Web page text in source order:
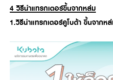
4 วิธีนำแทรกเตอร์ขึ้นจากหล่ม
1.วิธีนำแทรกเตอร์คูโบต้า ขึ้นจากห